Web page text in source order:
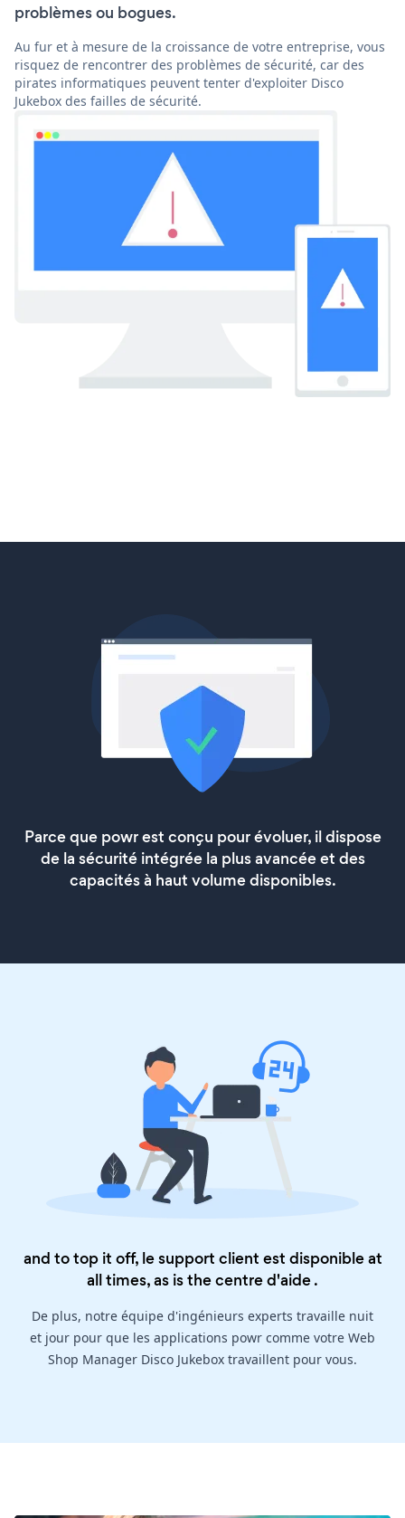
problèmes ou bogues.
Au fur et à mesure de la croissance de votre entreprise, vous
risquez de rencontrer des problèmes de sécurité, car des
pirates informatiques peuvent tenter d'exploiter Disco
Jukebox des failles de sécurité.
Parce que powr est conçu pour évoluer, il dispose
de la sécurité intégrée la plus avancée et des
capacités à haut volume disponibles.
and to top it off, le support client est disponible at
all times, as is thecentre d'aide.
De plus, notre équipe d'ingénieurs experts travaille nuit
et jour pour que les applications powr comme votre Web
Shop Manager Disco Jukebox travaillent pour vous.